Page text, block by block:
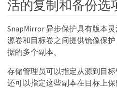
活的复制和备份选
SnapMirror 异步保护具有版本
源卷和目标卷之间提供镜像保
据的多个副本。
存储管理员可以指定从源到目标
还可以指定这些副本在目标上